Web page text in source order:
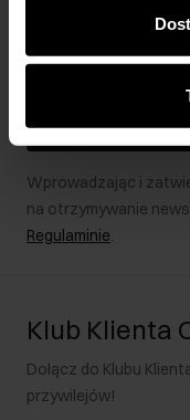
partnerom
analitycznym.
podczas
Wprowadzając i
na otrzymywanie
Regulaminie.
Klub Klienta
Dołącz do Klubu
przywilejów!